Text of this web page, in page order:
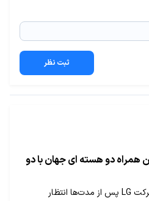
ثبت نظر
همراه دو هسته ای جهان با دو
گروه خبری GSM: شرکت LG پس از مدت‌ها انتظار